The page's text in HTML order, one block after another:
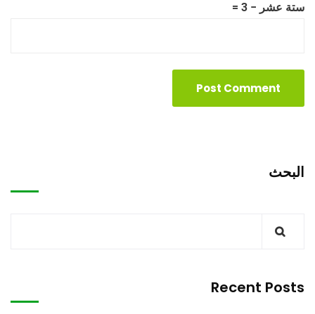
ستة عشر − 3 =
البحث
Recent Posts